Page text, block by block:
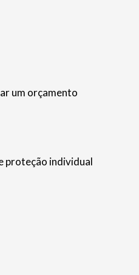
um orçamento
proteção individual